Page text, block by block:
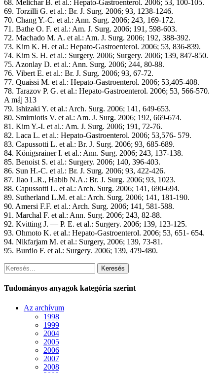
68. Melichar B. et al.: Hepato-Gastroenterol. 2006; 53, 100-105.
69. Torzilli G. et al.: Br. J. Surg. 2006; 93, 1238-1246.
70. Chang Y.-C. et al.: Ann. Surg. 2006; 243, 169-172.
71. Bathe O. F. et al.: Am. J. Surg. 2006; 191, 598-603.
72. Machado M. A. et al.: Am. J. Surg. 2006; 192, 388-392.
73. Kim K. H. et al.: Hepato-Gastroenterol. 2006; 53, 836-839.
74. Kim S. H. et al.: Surgery. 2006; Surgery. 2006; 139, 847-850.
75. Azonlay D. et al.: Ann. Surg. 2006; 244, 80-88.
76. Vibert E. et al.: Br. J. Surg. 2006; 93, 67-72.
77. Quaissi M. et al.: Hepato-Gastroenterol. 2006; 53,405-408.
78. Tarazov P. G. et al.: Hepato-Gastroenterol. 2006; 53, 566-570.
A máj 313
79. Ishizaki Y. et al.: Arch. Surg. 2006; 141, 649-653.
80. Smirniotis V. et al.: Am. J. Surg. 2006; 192, 669-674.
81. Kim Y.-I. et al.: Am. J. Surg. 2006; 191, 72-76.
82. Laca L. et al.: Hepato-Gastroenterol. 2006; 53,576- 579.
83. Capussotti L. et al.: Br. J. Surg. 2006; 93, 685-689.
84. Königsrainer I. et al.: Ann. Surg. 2006; 243, 137-138.
85. Benoist S. et al.: Surgery. 2006; 140, 396-403.
86. Sun H.-C. et al.: Br. J. Surg. 2006; 93, 422-426.
87. Jiao L.R., Habib N.A.: Br. J. Surg. 2006; 93, 1023.
88. Capussotti L. et al.: Arch. Surg. 2006; 141, 690-694.
89. Sutherland L.M. et al.: Arch. Surg. 2006; 141, 181-190.
90. Amersi F.F. et al.: Arch. Surg. 2006; 141, 581-588.
91. Marchal F. et al.: Ann. Surg. 2006; 243, 82-88.
92. Kvitting J. — P. E. et al.: Surgery. 2006; 139, 123-125.
93. Ohmoto K. et al.: Hepato-Gastroenterol. 2006; 53, 651- 654.
94. Nikfarjam M. et al.: Surgery, 2006; 139, 73-81.
95. Burdio F. et al.: Surgery. 2006; 139, 479-480.
Keresés
Tudományos anyagok kategória szerint
Az archívum
1998
1999
2004
2005
2006
2007
2008